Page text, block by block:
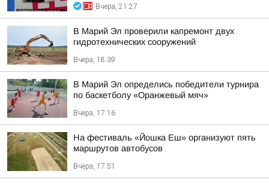
Вчера, 21:27
В Марий Эл проверили капремонт двух
гидротехнических сооружений
Вчера, 18:39
В Марий Эл определись победители турнира
по баскетболу «Оранжевый мяч»
Вчера, 17:16
На фестиваль «Йошка Еш» организуют пять
маршрутов автобусов
Вчера, 17:51